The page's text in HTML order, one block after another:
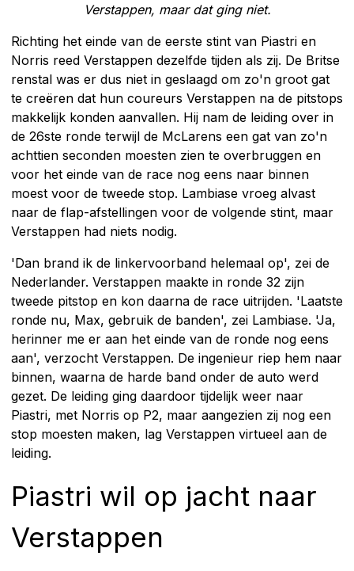
Verstappen, maar dat ging niet.
Richting het einde van de eerste stint van Piastri en
Norris reed Verstappen dezelfde tijden als zij. De Britse
renstal was er dus niet in geslaagd om zo'n groot gat
te creëren dat hun coureurs Verstappen na de pitstops
makkelijk konden aanvallen. Hij nam de leiding over in
de 26ste ronde terwijl de McLarens een gat van zo'n
achttien seconden moesten zien te overbruggen en
voor het einde van de race nog eens naar binnen
moest voor de tweede stop. Lambiase vroeg alvast
naar de flap-afstellingen voor de volgende stint, maar
Verstappen had niets nodig.
'Dan brand ik de linkervoorband helemaal op', zei de
Nederlander. Verstappen maakte in ronde 32 zijn
tweede pitstop en kon daarna de race uitrijden. 'Laatste
ronde nu, Max, gebruik de banden', zei Lambiase. 'Ja,
herinner me er aan het einde van de ronde nog eens
aan', verzocht Verstappen. De ingenieur riep hem naar
binnen, waarna de harde band onder de auto werd
gezet. De leiding ging daardoor tijdelijk weer naar
Piastri, met Norris op P2, maar aangezien zij nog een
stop moesten maken, lag Verstappen virtueel aan de
leiding.
Piastri wil op jacht naar
Verstappen